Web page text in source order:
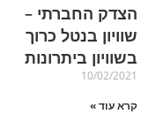
הצדק החברתי –
שוויון בנטל כרוך
בשוויון ביתרונות
10/02/2021
קרא עוד »